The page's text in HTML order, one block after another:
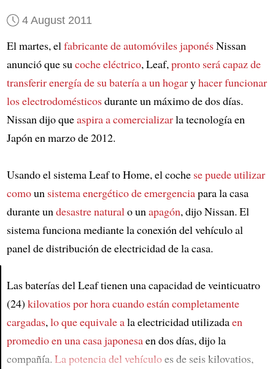
Article
4 August 2011
El martes, elfabricante de automóviles japonésNissan
anunció que sucoche eléctrico, Leaf,pronto será capaz de
transferir energíade su batería a un hogaryhacer funcionar
los electrodomésticosdurante un máximo de dos días.
Nissan dijo queaspira a comercializarla tecnología en
Japón en marzo de 2012.
Usando el sistema Leaf to Home, el coche se puede utilizar
comoun sistema energético de emergenciapara la casa
durante undesastre naturalo unapagón, dijo Nissan. El
sistema funciona mediante la conexión del vehículo al
panel de distribución de electricidad de la casa.
Las baterías del Leaf tienen una capacidad de veinticuatro
(24) kilovatios por horacuando están completamente
cargadas,lo que equivale ala electricidad utilizadaen
promedio en una casa japonesaen dos días, dijo la
compañía. La potencia del vehículoes de seis kilovatios,